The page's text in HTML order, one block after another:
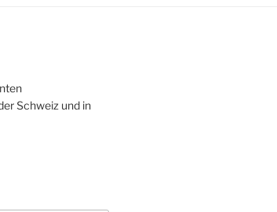
Schweiz und in